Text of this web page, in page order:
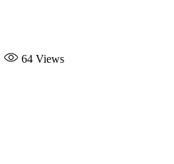
64 Views